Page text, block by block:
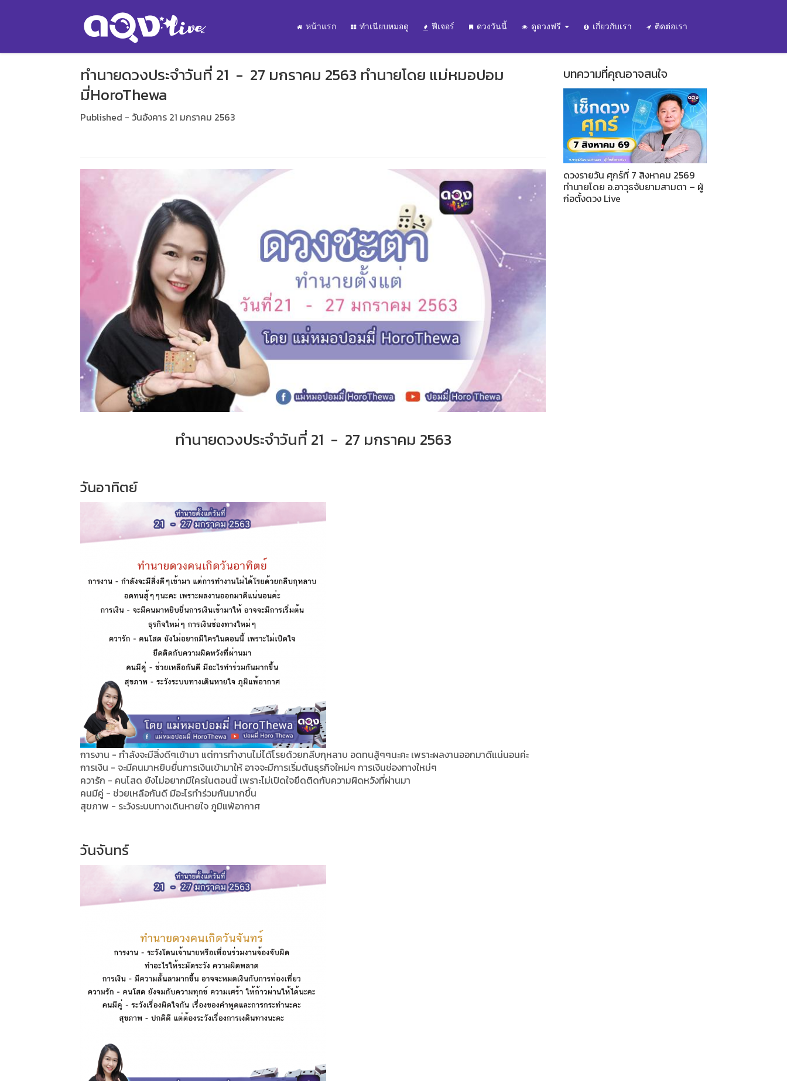
หน้าแรก ทำเนียบหมอดู ฟีเจอร์ ดวงวันนี้ ดูดวงฟรี เกี่ยวกับเรา ติดต่อเรา
ทำนายดวงประจำวันที่ 21 - 27 มกราคม 2563 ทำนายโดย แม่หมอปอม
มี่HoroThewa
Published - วันอังคาร 21 มกราคม 2563
ทำนายดวงประจำวันที่ 21 - 27 มกราคม 2563
วันอาทิตย์
การงาน - กำลังจะมีสิ่งดีๆเข้ามา แต่การทำงานไม่ได้โรยด้วยกลีบกุหลาบ อดทนสู้ๆๆนะคะ เพราะผลงานออกมาดีแน่นอนค่ะ
การเงิน - จะมีคนมาหยิบยื่นการเงินเข้ามาให้ อาจจะมีการเริ่มต้นธุรกิจใหม่ๆ การเงินช่องทางใหม่ๆ
ควารัก - คนโสด ยังไม่อยากมีใครในตอนนี้ เพราะไม่เปิดใจยึดติดกับความผิดหวังที่ผ่านมา
คนมีคู่ - ช่วยเหลือกันดี มีอะไรทำร่วมกันมากขึ้น
สุขภาพ - ระวังระบบทางเดินหายใจ ภูมิแพ้อากาศ
วันจันทร์
บทความที่คุณอาจสนใจ
ดวงรายวัน ศุกร์ที่ 7 สิงหาคม 2569
ทำนายโดย อ.อาวุธจับยามสามตา – ผู้
ก่อตั้งดวง Live